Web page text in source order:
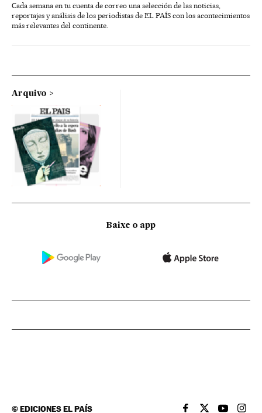
Cada semana en tu cuenta de correo una selección de las noticias,
reportajes y análisis de los periodistas de EL PAÍS con los acontecimientos
más relevantes del continente.
Arquivo
Baixe o app
©EDICIONES EL PAÍS